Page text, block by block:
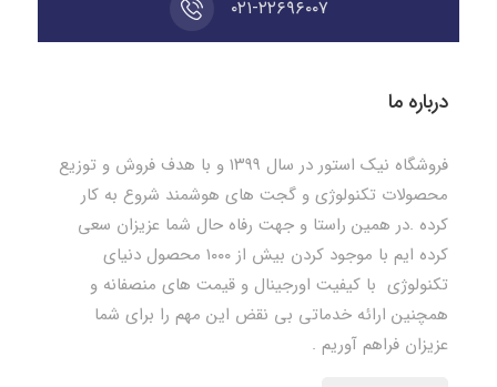
۰۲۱-۲۲۶۹۶۰۰۷
درباره ما
فروشگاه نیک استور در سال ۱۳۹۹ و با هدف فروش و توزیع
محصولات تکنولوژی و گجت های هوشمند شروع به کار
کرده .در همین راستا و جهت رفاه حال شما عزیزان سعی
کرده ایم با موجود کردن بیش از ۱۰۰۰ محصول دنیای
تکنولوژی با کیفیت اورجینال و قیمت های منصفانه و
همچنین ارائه خدماتی بی نقض این مهم را برای شما
عزیزان فراهم آوریم .